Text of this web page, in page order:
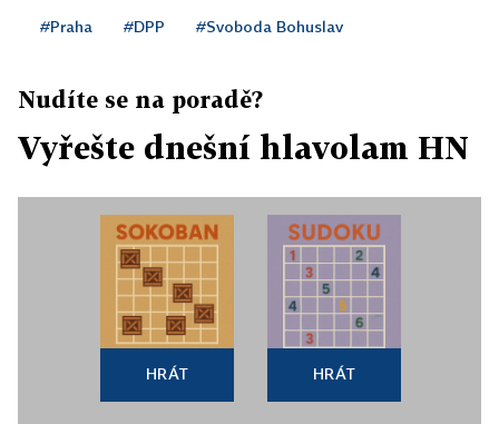
#Praha #DPP #Svoboda Bohuslav
Nudíte se na poradě?
Vyřešte dnešní hlavolam HN
HRÁT HRÁT